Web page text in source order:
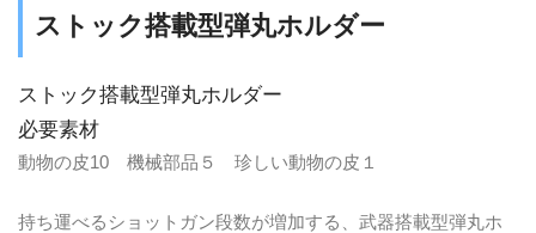
ストック搭載型弾丸ホルダー
ストック搭載型弾丸ホルダー
必要素材
動物の皮10 機械部品５ 珍しい動物の皮１
持ち運べるショットガン段数が増加する、武器搭載型弾丸ホ